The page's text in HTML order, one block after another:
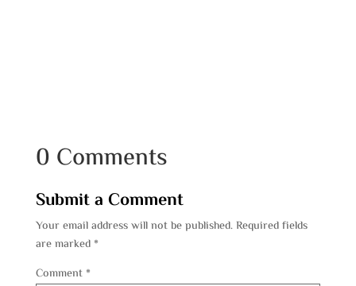
0 Comments
Submit a Comment
Your email address will not be published.Required fields
are marked *
Comment *